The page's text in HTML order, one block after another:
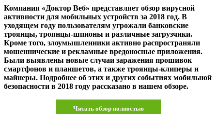
Компания «Доктор Веб» представляет обзор вирусной
активности для мобильных устройств за 2018 год. В
уходящем году пользователям угрожали банковские
троянцы, троянцы-шпионы и различные загрузчики.
Кроме того, злоумышленники активно распространяли
мошеннические и рекламные вредоносные приложения.
Были выявлены новые случаи заражения прошивок
смартфонов и планшетов, а также троянцы-клиперы и
майнеры. Подробнее об этих и других событиях мобильной
безопасности в 2018 году рассказано в нашем обзоре.
Читать обзор полностью